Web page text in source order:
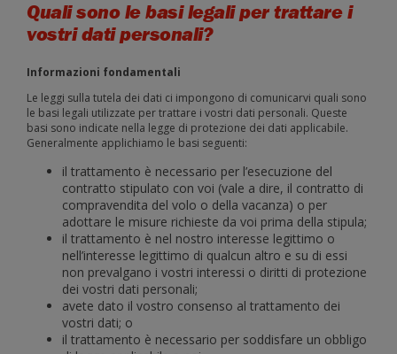
Quali sono le basi legali per trattare i
vostri dati personali?
Informazioni fondamentali
Le leggi sulla tutela dei dati ci impongono di comunicarvi quali sono
le basi legali utilizzate per trattare i vostri dati personali. Queste
basi sono indicate nella legge di protezione dei dati applicabile.
Generalmente applichiamo le basi seguenti:
il trattamento è necessario per l’esecuzione del
contratto stipulato con voi (vale a dire, il contratto di
compravendita del volo o della vacanza) o per
adottare le misure richieste da voi prima della stipula;
il trattamento è nel nostro interesse legittimo o
nell’interesse legittimo di qualcun altro e su di essi
non prevalgano i vostri interessi o diritti di protezione
dei vostri dati personali;
avete dato il vostro consenso al trattamento dei
vostri dati; o
il trattamento è necessario per soddisfare un obbligo